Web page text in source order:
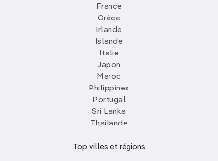
France
Grèce
Irlande
Islande
Italie
Japon
Maroc
Philippines
Portugal
Sri Lanka
Thailande
Top villes et régions